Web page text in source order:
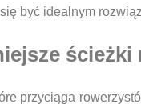
być idealnym
ścieżki
przyciąga